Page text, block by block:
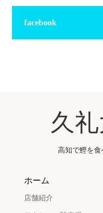
facebook
久
高知で鰹を
ホーム
店舗紹介